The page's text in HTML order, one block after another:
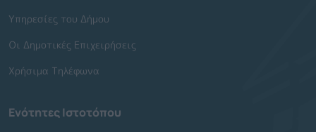
Υπηρεσίες του Δήμου
Οι Δημοτικές Επιχειρήσεις
Χρήσιμα Τηλέφωνα
Ενότητες Ιστοτόπου